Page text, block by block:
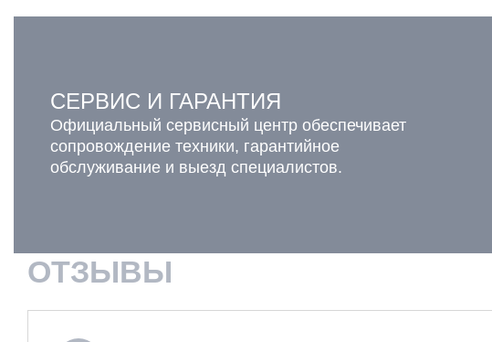
СЕРВИС И ГАРАНТИЯ
Официальный сервисный центр обеспечивает
сопровождение техники, гарантийное
обслуживание и выезд специалистов.
ОТЗЫВЫ